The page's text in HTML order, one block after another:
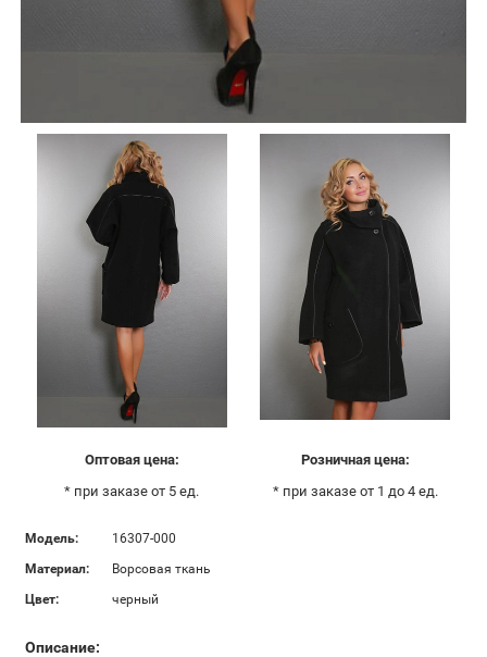
Оптовая цена:
* при заказе от 5 ед.
Розничная цена:
* при заказе от 1 до 4 ед.
Модель:
16307-000
Материал:
Ворсовая ткань
Цвет:
черный
Описание: